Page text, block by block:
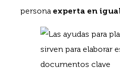
persona experta en